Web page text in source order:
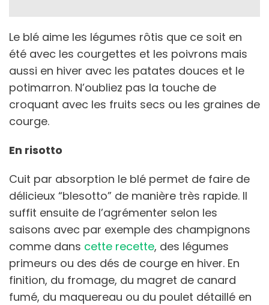
Le blé aime les légumes rôtis que ce soit en
été avec les courgettes et les poivrons mais
aussi en hiver avec les patates douces et le
potimarron. N’oubliez pas la touche de
croquant avec les fruits secs ou les graines de
courge.
En risotto
Cuit par absorption le blé permet de faire de
délicieux “blesotto” de manière très rapide. Il
suffit ensuite de l’agrémenter selon les
saisons avec par exemple des champignons
comme dans cette recette, des légumes
primeurs ou des dés de courge en hiver. En
finition, du fromage, du magret de canard
fumé, du maquereau ou du poulet détaillé en